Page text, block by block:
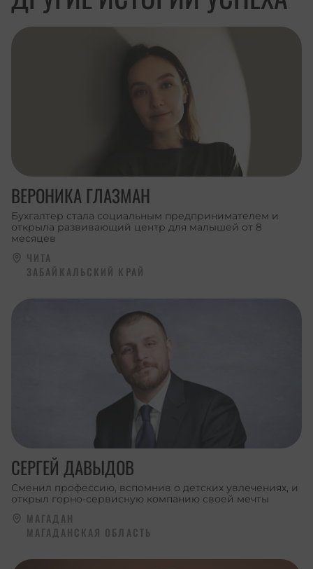
ВЕРОНИКА ГЛАЗМАН
Бухгалтер стала социальным предпринимателем и
открыла развивающий центр для малышей от 8
месяцев
ЧИТА
ЗАБАЙКАЛЬСКИЙ КРАЙ
СЕРГЕЙ ДАВЫДОВ
Сменил профессию, вспомнив о детских увлечениях, и
открыл горно-сервисную компанию своей мечты
МАГАДАН
МАГАДАНСКАЯ ОБЛАСТЬ